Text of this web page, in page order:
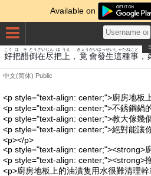
Available on
好
こう
把
は
醋
そ
倒
とう
在
ざい
尽
じん
把
は
上
うえ
， 竟
きょう
會
かい
發生
はっせい
這
しゃ
種
たね
事
こと
，
と
中文(简体) Public
<p style="text-align: center;">廚房地板
<p style="text-align: center;">不銹鋼鍋
<p style="text-align: center;">教大傢幾
<p style="text-align: center;">絕對能讓
<p></p>
<p style="text-align: center;"><strong>
<p style="text-align: center;"><strong>
<p>廚房地板上的油漬隻用水很難清理